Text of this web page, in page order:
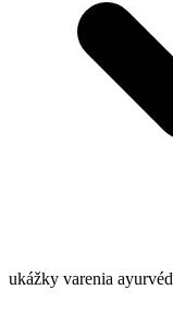
ukážky varenia